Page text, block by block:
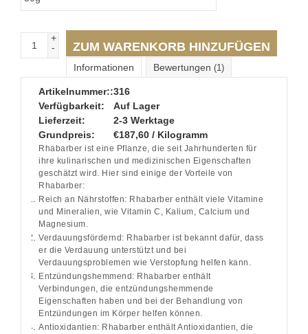
+
-
ZUM WARENKORB HINZUFÜGEN
Informationen Bewertungen (1)
Artikelnummer::316
Verfügbarkeit:
Auf Lager
Lieferzeit:
2-3 Werktage
Grundpreis:
€187,60 / Kilogramm
Rhabarber ist eine Pflanze, die seit Jahrhunderten für
ihre kulinarischen und medizinischen Eigenschaften
geschätzt wird. Hier sind einige der Vorteile von
Rhabarber:
Reich an Nährstoffen: Rhabarber enthält viele Vitamine
und Mineralien, wie Vitamin C, Kalium, Calcium und
Magnesium.
Verdauungsfördernd: Rhabarber ist bekannt dafür, dass
er die Verdauung unterstützt und bei
Verdauungsproblemen wie Verstopfung helfen kann.
Entzündungshemmend: Rhabarber enthält
Verbindungen, die entzündungshemmende
Eigenschaften haben und bei der Behandlung von
Entzündungen im Körper helfen können.
Antioxidantien: Rhabarber enthält Antioxidantien, die